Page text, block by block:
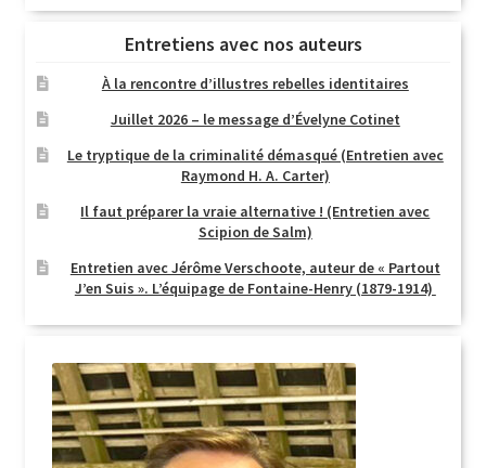
Entretiens avec nos auteurs
À la rencontre d’illustres rebelles identitaires
Juillet 2026 – le message d’Évelyne Cotinet
Le tryptique de la criminalité démasqué (Entretien avec
Raymond H. A. Carter)
Il faut préparer la vraie alternative ! (Entretien avec
Scipion de Salm)
Entretien avec Jérôme Verschoote, auteur de « Partout
J’en Suis ». L’équipage de Fontaine-Henry (1879-1914)